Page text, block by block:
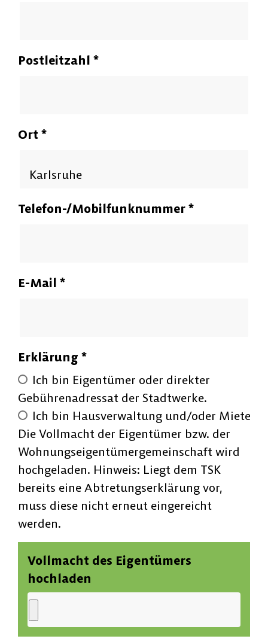
Postleitzahl *
Ort *
Telefon-/Mobilfunknummer *
E-Mail *
Erklärung *
Ich bin Eigentümer oder direkter
Gebührenadressat der Stadtwerke.
Ich bin Hausverwaltung und/oder Mieter.
Die Vollmacht der Eigentümer bzw. der
Wohnungseigentümergemeinschaft wird
hochgeladen. Hinweis: Liegt dem TSK
bereits eine Abtretungserklärung vor,
muss diese nicht erneut eingereicht
werden.
Vollmacht des Eigentümers
hochladen